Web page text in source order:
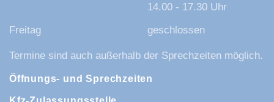
14.00 - 17.30 Uhr
Freitag
geschlossen
Termine sind auch außerhalb der Sprechzeiten möglich.
Öffnungs- und Sprechzeiten